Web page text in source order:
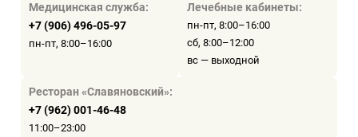
Медицинская служба:
+7 (906) 496-05-97
пн-пт, 8:00–16:00
Лечебные кабинеты:
пн-пт, 8:00–16:00
сб, 8:00–12:00
вс — выходной
Ресторан «Славяновский»:
+7 (962) 001-46-48
11:00–23:00